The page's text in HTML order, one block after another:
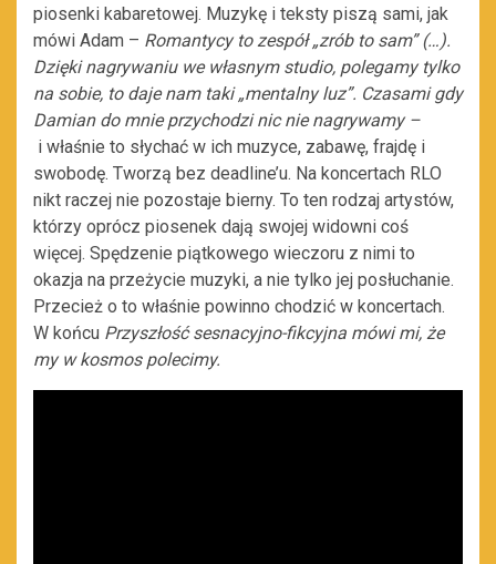
piosenki kabaretowej. Muzykę i teksty piszą sami, jak
mówi Adam – Romantycy to zespół „zrób to sam” (…).
Dzięki nagrywaniu we własnym studio, polegamy tylko
na sobie, to daje nam taki „mentalny luz”. Czasami gdy
Damian do mnie przychodzi nic nie nagrywamy –
i właśnie to słychać w ich muzyce, zabawę, frajdę i
swobodę. Tworzą bez deadline’u. Na koncertach RLO
nikt raczej nie pozostaje bierny. To ten rodzaj artystów,
którzy oprócz piosenek dają swojej widowni coś
więcej. Spędzenie piątkowego wieczoru z nimi to
okazja na przeżycie muzyki, a nie tylko jej posłuchanie.
Przecież o to właśnie powinno chodzić w koncertach.
W końcu Przyszłość sesnacyjno-fikcyjna mówi mi, że
my w kosmos polecimy.